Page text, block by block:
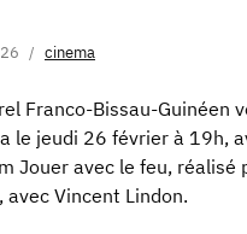
cinema
Franco-Bissau-Guinéen
le jeudi 26 février à 19h,
Jouer avec le feu, réalisé
avec Vincent Lindon.